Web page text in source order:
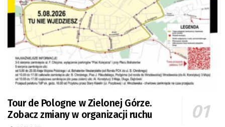
Tour de Pologne w Zielonej Górze.
Zobacz zmiany w organizacji ruchu